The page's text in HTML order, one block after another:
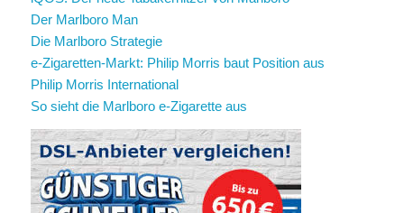
Der Marlboro Man
Die Marlboro Strategie
e-Zigaretten-Markt: Philip Morris baut Position aus
Philip Morris International
So sieht die Marlboro e-Zigarette aus